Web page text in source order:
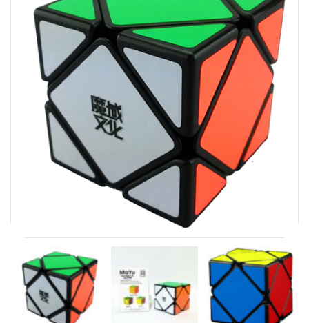
Carni
DaYan
DianSheng
FangShi
Fidget Cube
MoHuanShoSu
MoJue
Mozhi